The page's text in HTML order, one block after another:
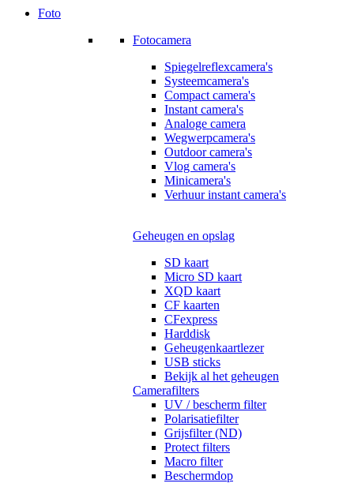
Foto
Fotocamera
Spiegelreflexcamera's
Systeemcamera's
Compact camera's
Instant camera's
Analoge camera
Wegwerpcamera's
Outdoor camera's
Vlog camera's
Minicamera's
Verhuur instant camera's
Geheugen en opslag
SD kaart
Micro SD kaart
XQD kaart
CF kaarten
CFexpress
Harddisk
Geheugenkaartlezer
USB sticks
Bekijk al het geheugen
Camerafilters
UV / bescherm filter
Polarisatiefilter
Grijsfilter (ND)
Protect filters
Macro filter
Beschermdop